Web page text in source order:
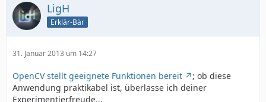
LigH
Erklär-Bär
31. Januar 2013 um 14:27
OpenCV stellt geeignete Funktionen bereit
; ob diese
Anwendung praktikabel ist, überlasse ich deiner
Experimentierfreude...